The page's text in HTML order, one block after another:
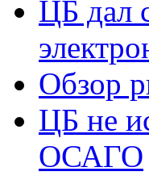
ЦБ дал
Обзор
ЦБ не
ОСАГО